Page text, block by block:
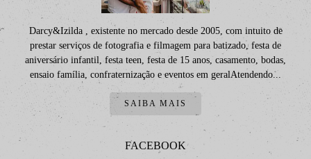
Darcy&Izilda , existente no mercado desde 2005, com intuito de
prestar serviços de fotografia e filmagem para batizado, festa de
aniversário infantil, festa teen, festa de 15 anos, casamento, bodas,
ensaio família, confraternização e eventos em geralAtendendo...
SAIBA MAIS
FACEBOOK